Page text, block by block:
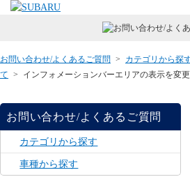
お問い合わせ/よくあるご質問 > カテゴリから探
て > インフォメーションバーエリアの表示を変
お問い合わせ/よくあるご質問
カテゴリから探す
車種から探す